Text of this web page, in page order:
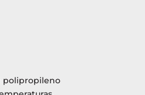
polipropileno